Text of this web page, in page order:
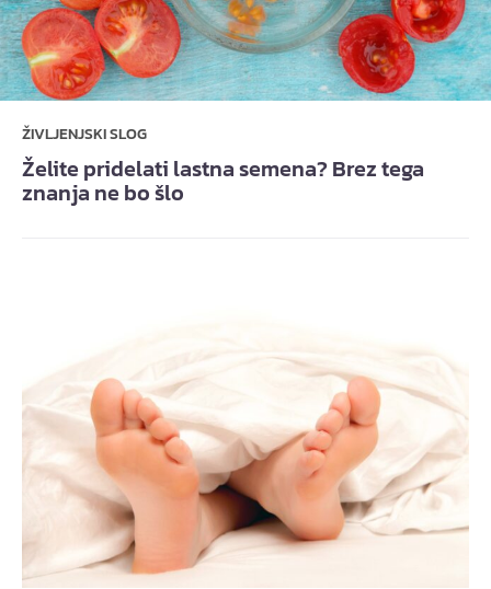
ŽIVLJENJSKI SLOG
Želite pridelati lastna semena? Brez tega
znanja ne bo šlo